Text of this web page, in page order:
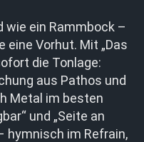
wie ein Rammbock –
eine Vorhut. Mit „Das
die Tonlage:
aus Pathos und
Metal im besten
und „Seite an
hymnisch im Refrain,